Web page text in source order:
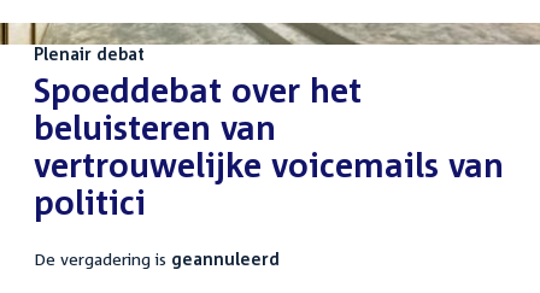
Plenair debat
:Spoeddebat over het
beluisteren van
vertrouwelijke voicemails van
politici
De vergadering is geannuleerd